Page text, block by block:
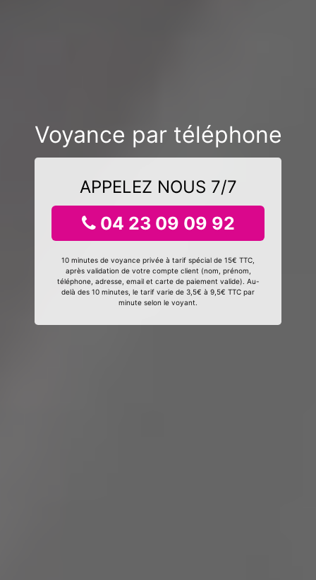
Voyance par téléphone
APPELEZ NOUS 7/7
04 23 09 09 92
10 minutes de voyance privée à tarif spécial de 15€ TTC,
après validation de votre compte client (nom, prénom,
téléphone, adresse, email et carte de paiement valide). Au-
delà des 10 minutes, le tarif varie de 3,5€ à 9,5€ TTC par
minute selon le voyant.